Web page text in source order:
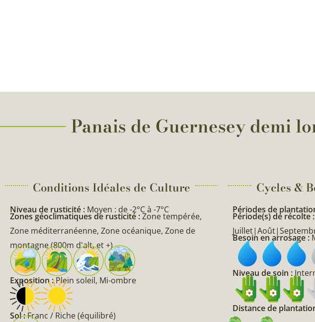
Panais de Guernesey demi
Conditions Idéales de Culture
Niveau de rusticité : Moyen : de -2°C à -7°C
Zones géoclimatiques de rusticité :Zone tempérée,
Zone méditerranéenne, Zone océanique, Zone de
montagne (800m d'alt, et +)
Exposition :Plein soleil, Mi-ombre
Sol :Franc / Riche (équilibré)
Cycles &
Périodes de
Période(s) de récolte :
Besoin en arrosage :
Niveau de soin :
Distance de